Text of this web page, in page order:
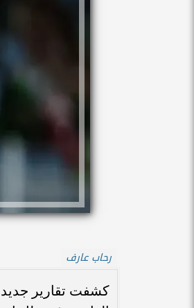
رحاب عارف
كشفت تقارير